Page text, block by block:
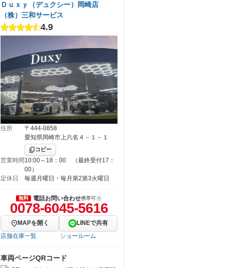
Ｄｕｘｙ（デュクシー）岡崎店
（株）三和サービス
4.9
住所
〒444-0858
愛知県岡崎市上六名４－１－１
コピー
営業時間10:00～18：00 （最終受付17：
00）
定休日
毎週月曜日・毎月第2第3火曜日
無料 電話お問い合わせ携帯可
0078-6045-5616
MAPを開く
LINEで共有
店舗在庫一覧
ショールーム
車両ページQRコード